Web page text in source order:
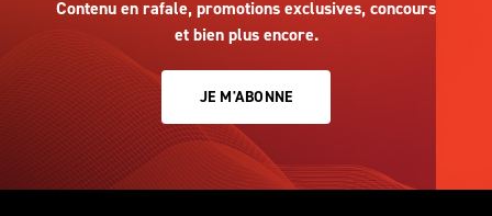
Contenu en rafale, promotions exclusives, concours
et bien plus encore.
JE M'ABONNE